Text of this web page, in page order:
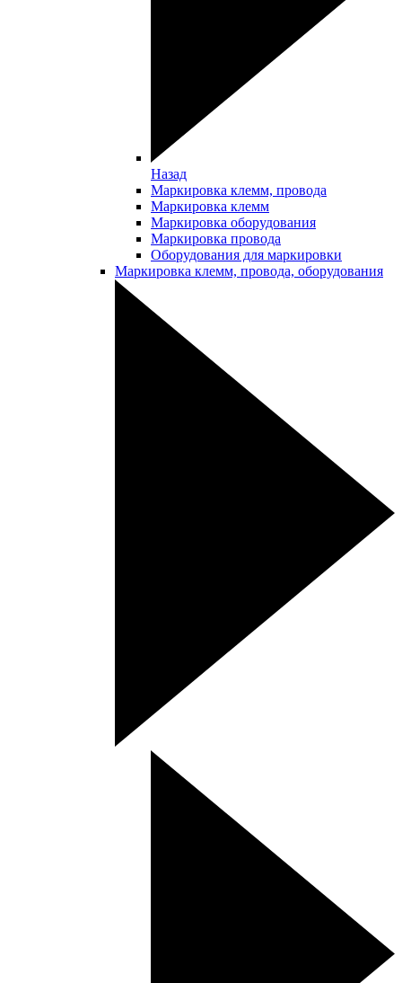
Назад
Маркировка клемм, провода
Маркировка клемм
Маркировка оборудования
Маркировка провода
Оборудования для маркировки
Маркировка клемм, провода, оборудования